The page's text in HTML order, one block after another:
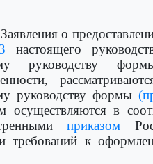
о
настоящего
руководству
руководству формы
осуществляются в
приказом
требований к